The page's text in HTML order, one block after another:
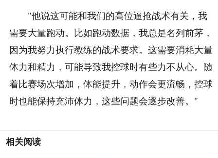
"他说这可能和我们的高位逼抢战术有关，我
需要大量跑动。比如跑动数据，我总是名列前茅，
因为我努力执行教练的战术要求。这需要消耗大量
体力和精力，可能导致我控球时有些力不从心。随
着比赛场次增加，体能提升，动作会更流畅，控球
时也能保持充沛体力，这些问题会逐步改善。"
相关阅读